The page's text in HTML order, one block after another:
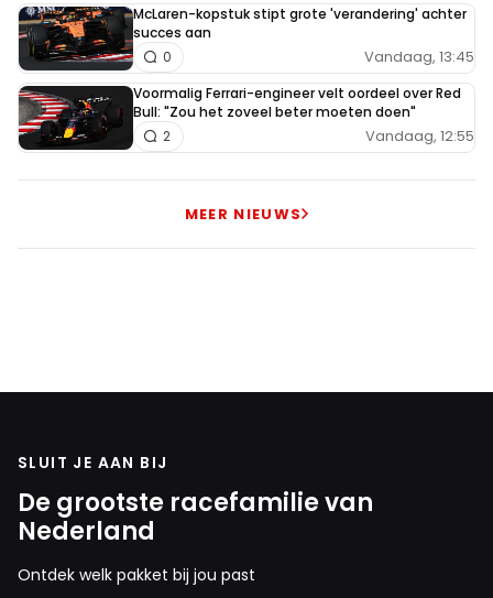
McLaren-kopstuk stipt grote 'verandering' achter
succes aan
Vandaag, 13:45
0
Voormalig Ferrari-engineer velt oordeel over Red
Bull: "Zou het zoveel beter moeten doen"
Vandaag, 12:55
2
MEER NIEUWS
SLUIT JE AAN BIJ
De grootste racefamilie van
Nederland
Ontdek welk pakket bij jou past